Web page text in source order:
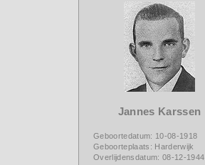
Jannes Karssen
Geboortedatum: 10-08-1918
Geboorteplaats: Harderwijk
Overlijdensdatum: 08-12-1944